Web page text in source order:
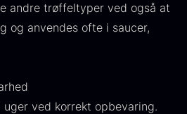
andre trøffeltyper ved også at
og anvendes ofte i saucer,
uger ved korrekt opbevaring.